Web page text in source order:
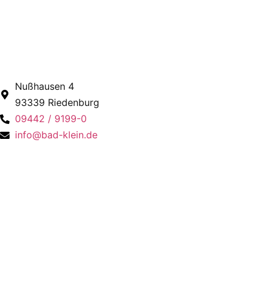
Nußhausen 4
93339 Riedenburg
09442 / 9199-0
info@bad-klein.de